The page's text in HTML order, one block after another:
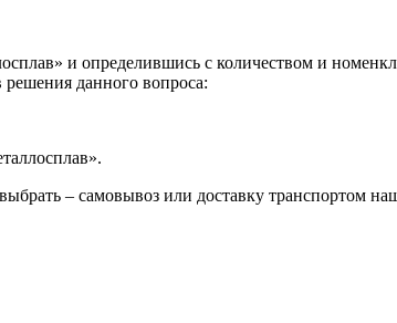
и определившись с количеством и
решения данного вопроса:
– самовывоз или доставку транспортом